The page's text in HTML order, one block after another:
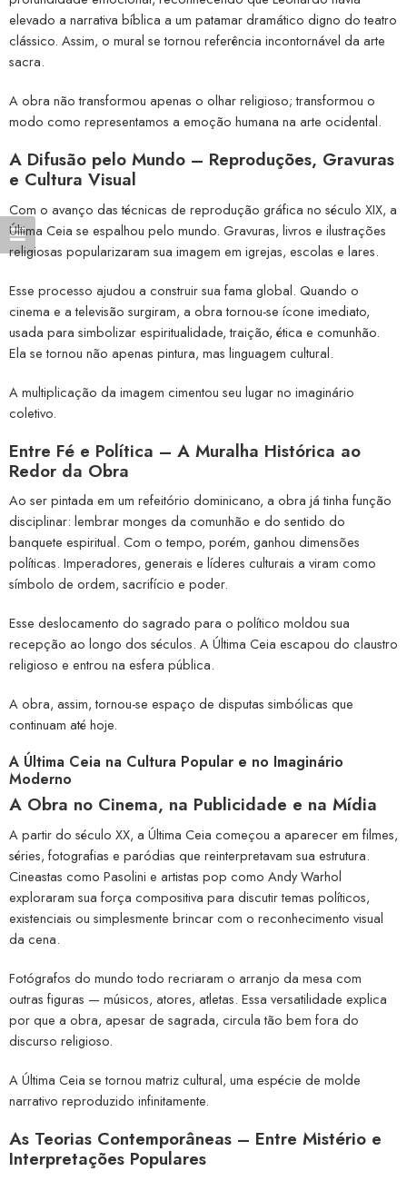
elevado a narrativa bíblica a um patamar dramático digno do teatro
clássico. Assim, o mural se tornou referência incontornável da arte
sacra.
A obra não transformou apenas o olhar religioso; transformou o
modo como representamos a emoção humana na arte ocidental.
A Difusão pelo Mundo – Reproduções, Gravuras
e Cultura Visual
Com o avanço das técnicas de reprodução gráfica no século XIX, a
Última Ceia se espalhou pelo mundo. Gravuras, livros e ilustrações
religiosas popularizaram sua imagem em igrejas, escolas e lares.
Esse processo ajudou a construir sua fama global. Quando o
cinema e a televisão surgiram, a obra tornou-se ícone imediato,
usada para simbolizar espiritualidade, traição, ética e comunhão.
Ela se tornou não apenas pintura, mas linguagem cultural.
A multiplicação da imagem cimentou seu lugar no imaginário
coletivo.
Entre Fé e Política – A Muralha Histórica ao
Redor da Obra
Ao ser pintada em um refeitório dominicano, a obra já tinha função
disciplinar: lembrar monges da comunhão e do sentido do
banquete espiritual. Com o tempo, porém, ganhou dimensões
políticas. Imperadores, generais e líderes culturais a viram como
símbolo de ordem, sacrifício e poder.
Esse deslocamento do sagrado para o político moldou sua
recepção ao longo dos séculos. A Última Ceia escapou do claustro
religioso e entrou na esfera pública.
A obra, assim, tornou-se espaço de disputas simbólicas que
continuam até hoje.
A Última Ceia na Cultura Popular e no Imaginário
Moderno
A Obra no Cinema, na Publicidade e na Mídia
A partir do século XX, a Última Ceia começou a aparecer em filmes,
séries, fotografias e paródias que reinterpretavam sua estrutura.
Cineastas como Pasolini e artistas pop como Andy Warhol
exploraram sua força compositiva para discutir temas políticos,
existenciais ou simplesmente brincar com o reconhecimento visual
da cena.
Fotógrafos do mundo todo recriaram o arranjo da mesa com
outras figuras — músicos, atores, atletas. Essa versatilidade explica
por que a obra, apesar de sagrada, circula tão bem fora do
discurso religioso.
A Última Ceia se tornou matriz cultural, uma espécie de molde
narrativo reproduzido infinitamente.
As Teorias Contemporâneas – Entre Mistério e
Interpretações Populares